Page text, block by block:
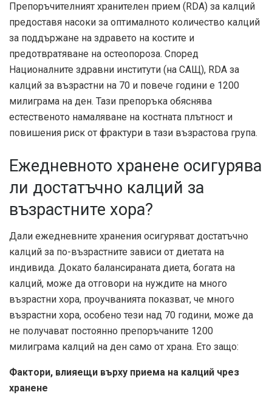
Препоръчителният хранителен прием (RDA) за калций
предоставя насоки за оптималното количество калций
за поддържане на здравето на костите и
предотвратяване на остеопороза. Според
Националните здравни институти (на САЩ), RDA за
калций за възрастни на 70 и повече години е 1200
милиграма на ден. Тази препоръка обяснява
естественото намаляване на костната плътност и
повишения риск от фрактури в тази възрастова група.
Ежедневното хранене осигурява
ли достатъчно калций за
възрастните хора?
Дали ежедневните хранения осигуряват достатъчно
калций за по-възрастните зависи от диетата на
индивида. Докато балансираната диета, богата на
калций, може да отговори на нуждите на много
възрастни хора, проучванията показват, че много
възрастни хора, особено тези над 70 години, може да
не получават постоянно препоръчаните 1200
милиграма калций на ден само от храна. Ето защо:
Фактори, влияещи върху приема на калций чрез
хранене